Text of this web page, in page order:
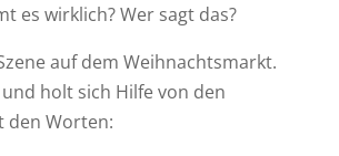
es wirklich? Wer sagt das?
auf dem Weihnachtsmarkt.
holt sich Hilfe von den
den Worten: